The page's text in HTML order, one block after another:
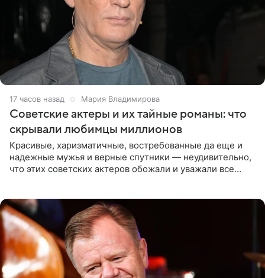
17 часов назад Мария Владимирова
Советские актеры и их тайные романы: что
скрывали любимцы миллионов
Красивые, харизматичные, востребованные да еще и
надежные мужья и верные спутники — неудивительно,
что этих советских актеров обожали и уважали все